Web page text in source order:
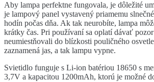
Aby lampa perfektne fungovala, je dôležité
je lampový panel vystavený priamemu
hodín počas dňa. Ak tak neurobíte, lampa
krátky čas. Pri používaní sa oplatí dávať
neumiestňovali do blízkosti pouličného
zaznamená jas, a tak lampu vypne.
Svietidlo funguje s Li-ion batériou 18650 s
3,7V a kapacitou 1200mAh, ktorú je možné